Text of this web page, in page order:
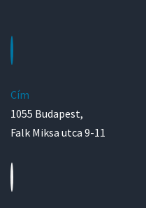
Cím
1055 Budapest,
Falk Miksa utca 9-11